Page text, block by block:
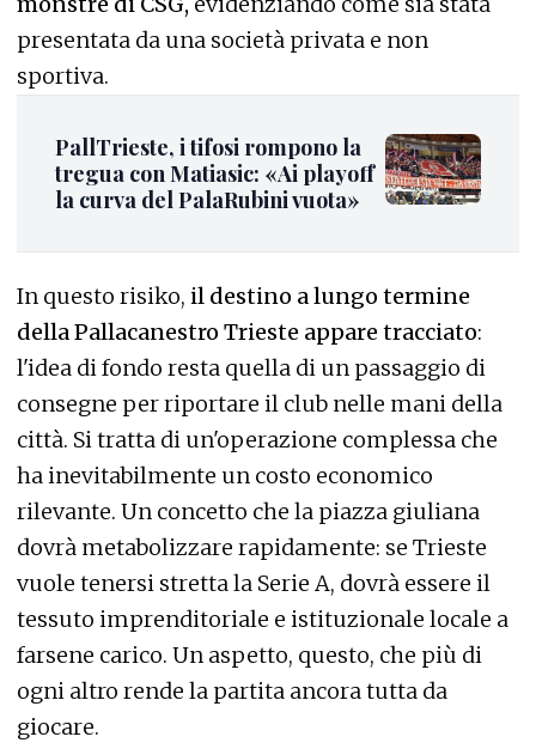
presentata da una società privata e non
sportiva.
PallTrieste, i tifosi rompono la
tregua con Matiasic: «Ai playoff
la curva del PalaRubini vuota»
In questo risiko, il destino a lungo termine
della Pallacanestro Trieste appare tracciato:
l'idea di fondo resta quella di un passaggio di
consegne per riportare il club nelle mani della
città. Si tratta di un'operazione complessa che
ha inevitabilmente un costo economico
rilevante. Un concetto che la piazza giuliana
dovrà metabolizzare rapidamente: se Trieste
vuole tenersi stretta la Serie A, dovrà essere il
tessuto imprenditoriale e istituzionale locale a
farsene carico. Un aspetto, questo, che più di
ogni altro rende la partita ancora tutta da
giocare.